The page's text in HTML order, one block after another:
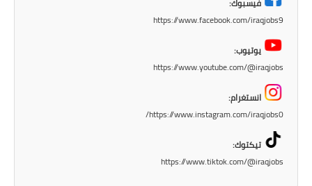
https://www.facebook.com/iraqjobs9
يوتيوب:
https://www.youtube.com/@iraqjobs
انستغرام:
https://www.instagram.com/iraqjobs0/
تيكتوك:
https://www.tiktok.com/@iraqjobs